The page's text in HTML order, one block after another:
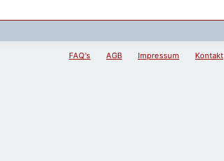
FAQ's AGB Impressum Kontakt